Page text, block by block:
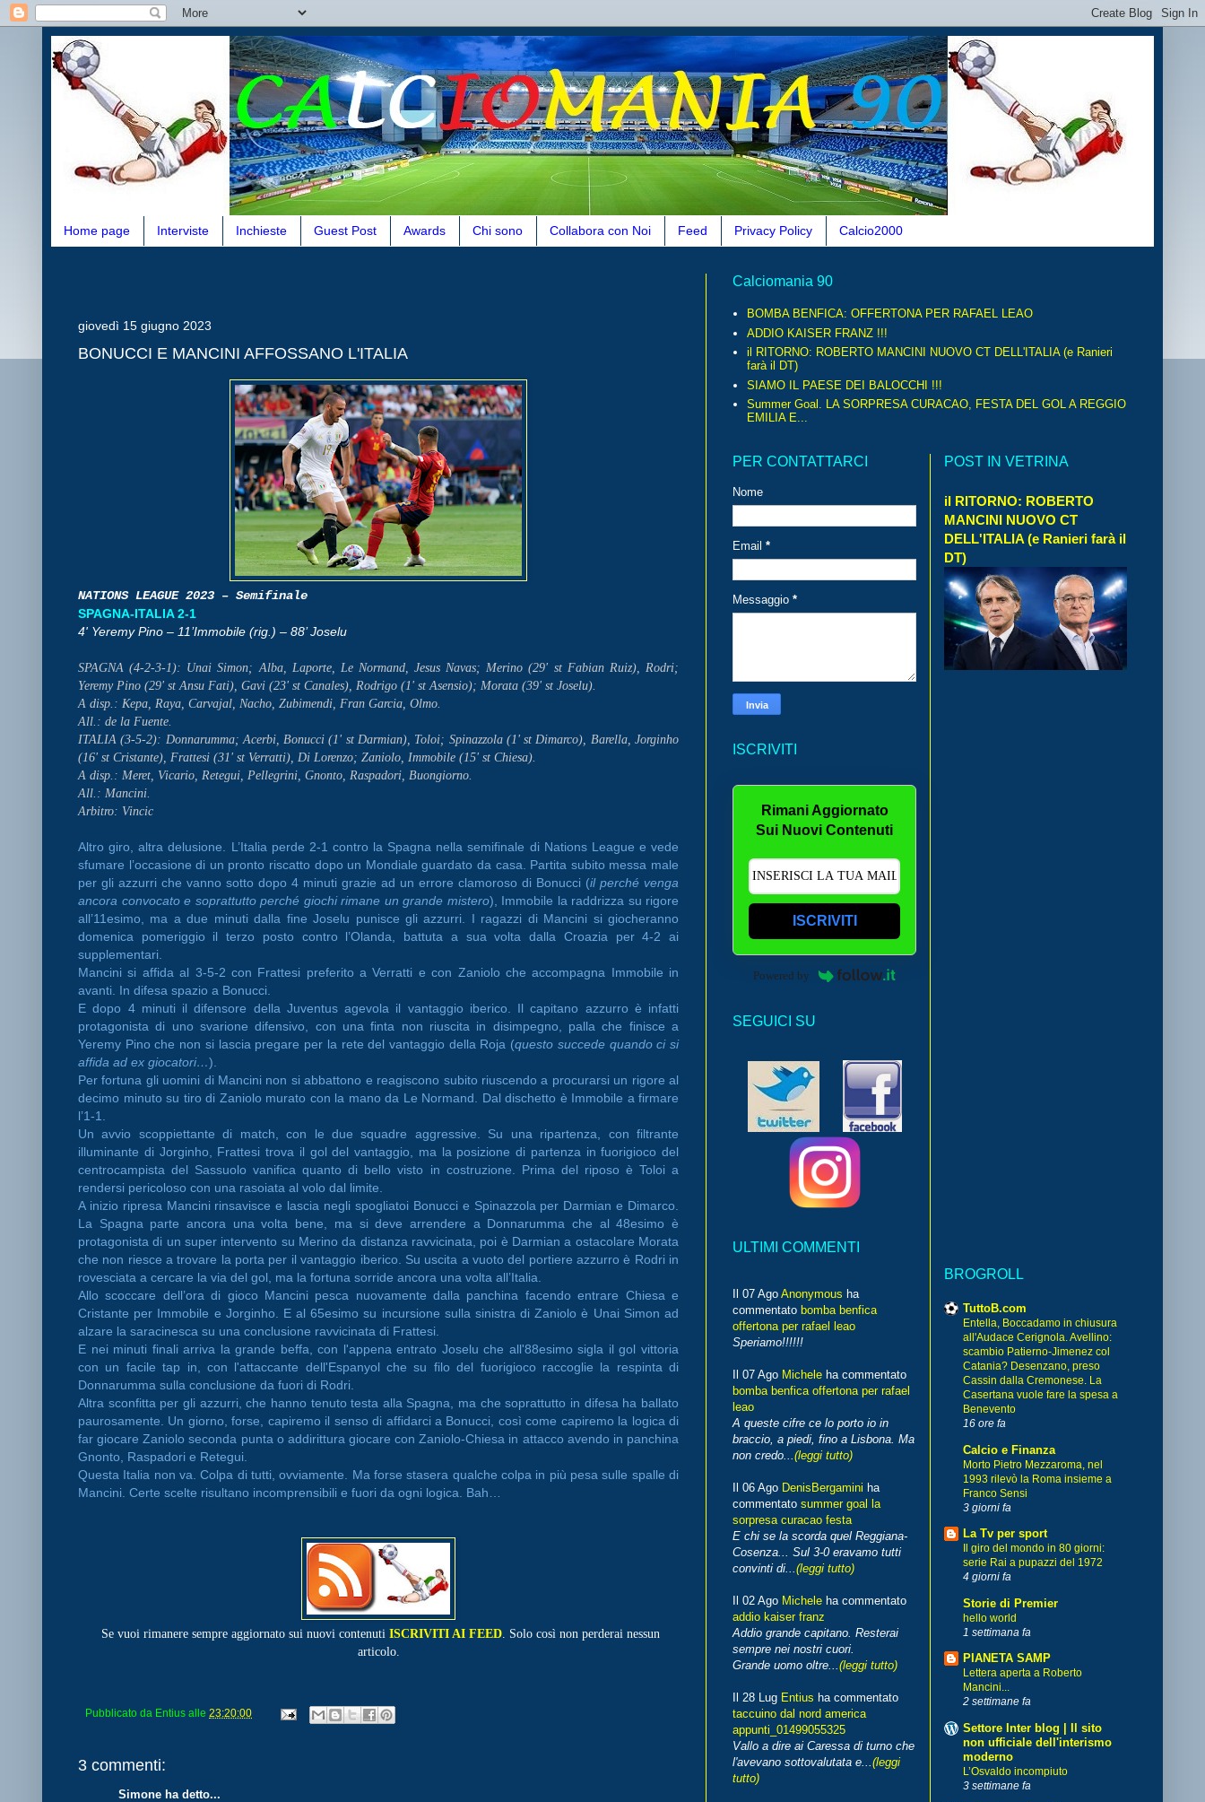
Home page Interviste Inchieste Guest Post Awards Chi sono Collabora con Noi Feed Privacy Policy Calcio2000
giovedì 15 giugno 2023
BONUCCI E MANCINI AFFOSSANO L'ITALIA
NATIONS LEAGUE 2023 – Semifinale
SPAGNA-ITALIA 2-1
4' Yeremy Pino – 11’Immobile (rig.) – 88’ Joselu
SPAGNA (4-2-3-1): Unai Simon; Alba, Laporte, Le Normand, Jesus Navas; Merino (29' st Fabian Ruiz), Rodri;
Yeremy Pino (29' st Ansu Fati), Gavi (23' st Canales), Rodrigo (1' st Asensio); Morata (39' st Joselu).
A disp.: Kepa, Raya, Carvajal, Nacho, Zubimendi, Fran Garcia, Olmo.
All.: de la Fuente.
ITALIA (3-5-2): Donnarumma; Acerbi, Bonucci (1' st Darmian), Toloi; Spinazzola (1' st Dimarco), Barella, Jorginho
(16' st Cristante), Frattesi (31' st Verratti), Di Lorenzo; Zaniolo, Immobile (15' st Chiesa).
A disp.: Meret, Vicario, Retegui, Pellegrini, Gnonto, Raspadori, Buongiorno.
All.: Mancini.
Arbitro: Vincic
Altro giro, altra delusione. L’Italia perde 2-1 contro la Spagna nella semifinale di Nations League e vede
sfumare l’occasione di un pronto riscatto dopo un Mondiale guardato da casa. Partita subito messa male
per gli azzurri che vanno sotto dopo 4 minuti grazie ad un errore clamoroso di Bonucci (il perché venga
ancora convocato e soprattutto perché giochi rimane un grande mistero), Immobile la raddrizza su rigore
all’11esimo, ma a due minuti dalla fine Joselu punisce gli azzurri. I ragazzi di Mancini si giocheranno
domenica pomeriggio il terzo posto contro l’Olanda, battuta a sua volta dalla Croazia per 4-2 ai
supplementari.
Mancini si affida al 3-5-2 con Frattesi preferito a Verratti e con Zaniolo che accompagna Immobile in
avanti. In difesa spazio a Bonucci.
E dopo 4 minuti il difensore della Juventus agevola il vantaggio iberico. Il capitano azzurro è infatti
protagonista di uno svarione difensivo, con una finta non riuscita in disimpegno, palla che finisce a
Yeremy Pino che non si lascia pregare per la rete del vantaggio della Roja (questo succede quando ci si
affida ad ex giocatori…).
Per fortuna gli uomini di Mancini non si abbattono e reagiscono subito riuscendo a procurarsi un rigore al
decimo minuto su tiro di Zaniolo murato con la mano da Le Normand. Dal dischetto è Immobile a firmare
l’1-1.
Un avvio scoppiettante di match, con le due squadre aggressive. Su una ripartenza, con filtrante
illuminante di Jorginho, Frattesi trova il gol del vantaggio, ma la posizione di partenza in fuorigioco del
centrocampista del Sassuolo vanifica quanto di bello visto in costruzione. Prima del riposo è Toloi a
rendersi pericoloso con una rasoiata al volo dal limite.
A inizio ripresa Mancini rinsavisce e lascia negli spogliatoi Bonucci e Spinazzola per Darmian e Dimarco.
La Spagna parte ancora una volta bene, ma si deve arrendere a Donnarumma che al 48esimo è
protagonista di un super intervento su Merino da distanza ravvicinata, poi è Darmian a ostacolare Morata
che non riesce a trovare la porta per il vantaggio iberico. Su uscita a vuoto del portiere azzurro è Rodri in
rovesciata a cercare la via del gol, ma la fortuna sorride ancora una volta all’Italia.
Allo scoccare dell’ora di gioco Mancini pesca nuovamente dalla panchina facendo entrare Chiesa e
Cristante per Immobile e Jorginho. E al 65esimo su incursione sulla sinistra di Zaniolo è Unai Simon ad
alzare la saracinesca su una conclusione ravvicinata di Frattesi.
E nei minuti finali arriva la grande beffa, con l'appena entrato Joselu che all'88esimo sigla il gol vittoria
con un facile tap in, con l'attaccante dell'Espanyol che su filo del fuorigioco raccoglie la respinta di
Donnarumma sulla conclusione da fuori di Rodri.
Altra sconfitta per gli azzurri, che hanno tenuto testa alla Spagna, ma che soprattutto in difesa ha ballato
paurosamente. Un giorno, forse, capiremo il senso di affidarci a Bonucci, così come capiremo la logica di
far giocare Zaniolo seconda punta o addirittura giocare con Zaniolo-Chiesa in attacco avendo in panchina
Gnonto, Raspadori e Retegui.
Questa Italia non va. Colpa di tutti, ovviamente. Ma forse stasera qualche colpa in più pesa sulle spalle di
Mancini. Certe scelte risultano incomprensibili e fuori da ogni logica. Bah…
Se vuoi rimanere sempre aggiornato sui nuovi contenuti ISCRIVITI AI FEED. Solo così non perderai nessun
articolo.
Pubblicato da Entius alle 23:20:00
3 commenti:
Simone ha detto...
Calciomania 90
BOMBA BENFICA: OFFERTONA PER RAFAEL LEAO
ADDIO KAISER FRANZ !!!
il RITORNO: ROBERTO MANCINI NUOVO CT DELL'ITALIA (e Ranieri
farà il DT)
SIAMO IL PAESE DEI BALOCCHI !!!
Summer Goal. LA SORPRESA CURACAO, FESTA DEL GOL A REGGIO
EMILIA E...
PER CONTATTARCI
Nome
Email *
Messaggio *
ISCRIVITI
Rimani Aggiornato
Sui Nuovi Contenuti
ISCRIVITI
Powered by
SEGUICI SU
ULTIMI COMMENTI
Il 07 Ago Anonymous ha
commentato bomba benfica
offertona per rafael leao
Speriamo!!!!!!
Il 07 Ago Michele ha commentato
bomba benfica offertona per rafael
leao
A queste cifre ce lo porto io in
braccio, a piedi, fino a Lisbona. Ma
non credo...(leggi tutto)
Il 06 Ago DenisBergamini ha
commentato summer goal la
sorpresa curacao festa
E chi se la scorda quel Reggiana-
Cosenza... Sul 3-0 eravamo tutti
convinti di...(leggi tutto)
Il 02 Ago Michele ha commentato
addio kaiser franz
Addio grande capitano. Resterai
sempre nei nostri cuori.
Grande uomo oltre...(leggi tutto)
Il 28 Lug Entius ha commentato
taccuino dal nord america
appunti_01499055325
Vallo a dire ai Caressa di turno che
l'avevano sottovalutata e...(leggi
tutto)
POST IN VETRINA
il RITORNO: ROBERTO
MANCINI NUOVO CT
DELL'ITALIA (e Ranieri farà il
DT)
BROGROLL
TuttoB.com
Entella, Boccadamo in chiusura
all'Audace Cerignola. Avellino:
scambio Patierno-Jimenez col
Catania? Desenzano, preso
Cassin dalla Cremonese. La
Casertana vuole fare la spesa a
Benevento
16 ore fa
Calcio e Finanza
Morto Pietro Mezzaroma, nel
1993 rilevò la Roma insieme a
Franco Sensi
3 giorni fa
La Tv per sport
Il giro del mondo in 80 giorni:
serie Rai a pupazzi del 1972
4 giorni fa
Storie di Premier
hello world
1 settimana fa
PIANETA SAMP
Lettera aperta a Roberto
Mancini...
2 settimane fa
Settore Inter blog | Il sito
non ufficiale dell'interismo
moderno
L’Osvaldo incompiuto
3 settimane fa